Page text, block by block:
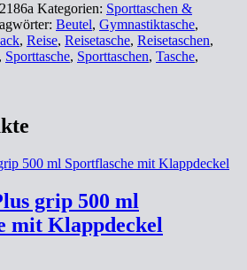
Kategorien: Sporttaschen &
Beutel, Gymnastiktasche,
, Reise, Reisetasche, Reisetaschen,
, Sporttasche, Sporttaschen, Tasche,
grip 500 ml
mit Klappdeckel